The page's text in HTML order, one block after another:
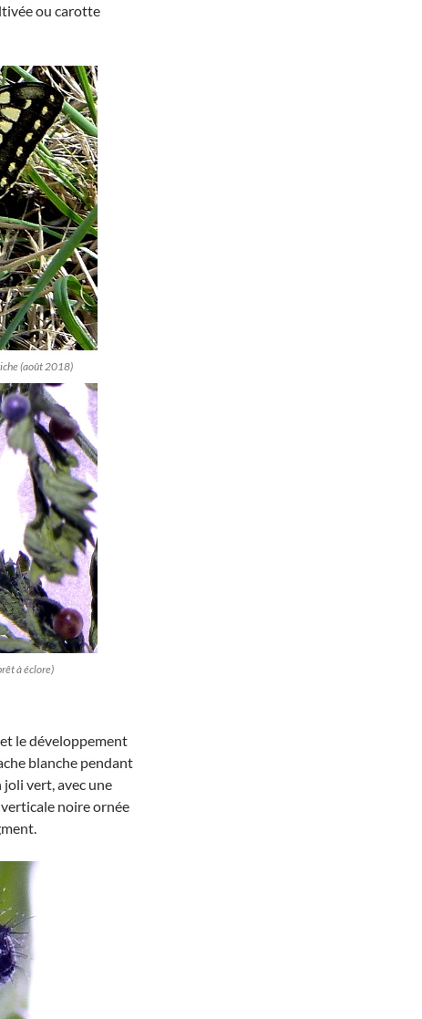
ou carotte
(août 2018)
à éclore)
le développement
blanche pendant
joli vert, avec une
noire ornée